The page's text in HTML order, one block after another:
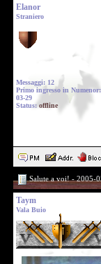
Elanor
Straniero
Messaggi: 12
Primo ingresso in
03-29
Status: offline
Salute a voi! - 2005-
Taym
Vala Buio